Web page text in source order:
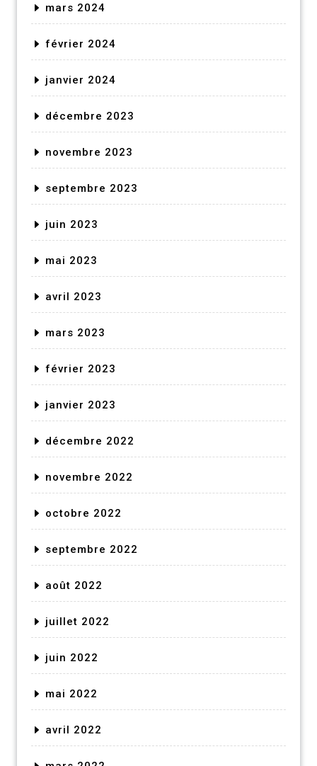
mars 2024
février 2024
janvier 2024
décembre 2023
novembre 2023
septembre 2023
juin 2023
mai 2023
avril 2023
mars 2023
février 2023
janvier 2023
décembre 2022
novembre 2022
octobre 2022
septembre 2022
août 2022
juillet 2022
juin 2022
mai 2022
avril 2022